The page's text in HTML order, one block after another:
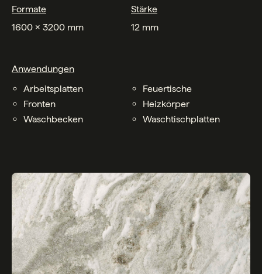
Formate
Stärke
1600 x 3200 mm
12 mm
Anwendungen
Arbeitsplatten
Feuertische
Fronten
Heizkörper
Waschbecken
Waschtischplatten